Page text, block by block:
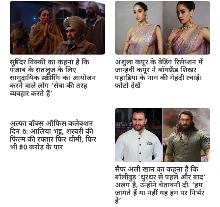
सुबिंदर विक्की का कहना है कि
पंजाब के सतलुज के लिए
सामुदायिक स्क्रीनिंग का आयोजन
करने वाले लोग ‘सेवा की तरह
व्यवहार करते हैं’
अंशुला कपूर के वेडिंग रिसेप्शन में
जान्हवी कपूर ने बॉयफ्रेंड शिखर
पहाड़िया के नाम की मेहंदी रचाई।
फ़ोटो देखें
अल्फा बॉक्स ऑफिस कलेक्शन
दिन 6: आलिया भट्ट, शरबरी की
फिल्म की रफ्तार फिर धीमी, फिर
भी ₹50 करोड़ के पार
सैफ अली खान का कहना है कि
बॉलीवुड ‘धुरंधर से पहले और बाद’
अलग है, उन्होंने चेतावनी दी: ‘हम
जागते हैं या नहीं यह हम पर निर्भर
है’